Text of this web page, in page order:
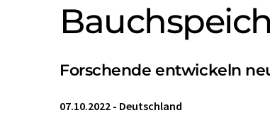
Forschende entwickeln
07.10.2022 - Deutschland